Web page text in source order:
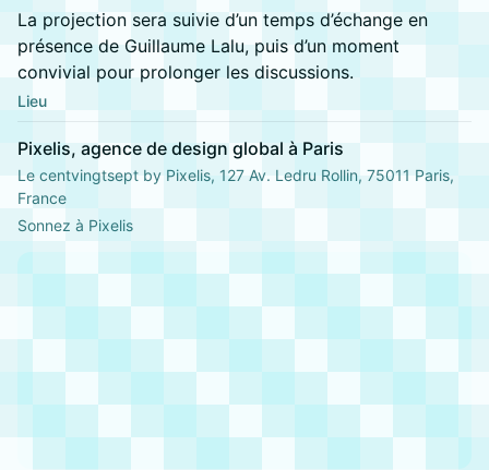
La projection sera suivie d’un temps d’échange en
présence de Guillaume Lalu, puis d’un moment
convivial pour prolonger les discussions.
Lieu
Pixelis, agence de design global à Paris
Le centvingtsept by Pixelis, 127 Av. Ledru Rollin, 75011 Paris,
France
Sonnez à Pixelis